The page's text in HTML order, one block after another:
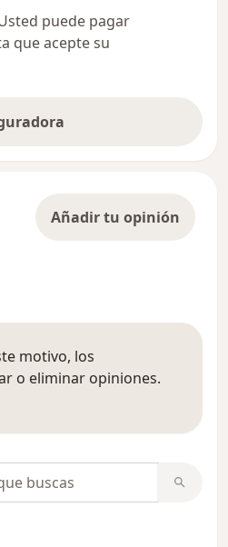
puede pagar
que acepte su
Añadir tu opinión
motivo, los
o eliminar opiniones.